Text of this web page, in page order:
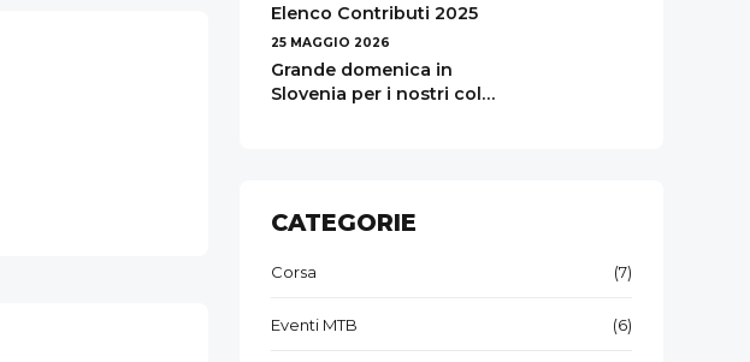
Elenco Contributi 2025
25 MAGGIO 2026
Grande domenica in
Slovenia per i nostri colori
CATEGORIE
Corsa (7)
Eventi MTB (6)